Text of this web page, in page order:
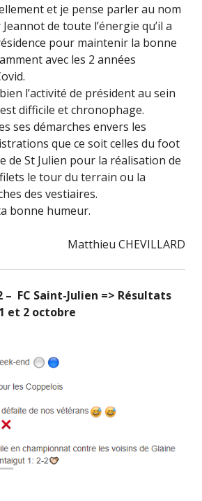
et je pense parler au nom
de toute l’énergie qu’il a
pour maintenir la bonne
avec les 2 années
l’activité de président au sein
difficile et chronophage.
ses démarches envers les
que ce soit celles du foot
de St Julien pour la réalisation de
le tour du terrain ou la
des vestiaires.
bonne humeur.
Matthieu CHEVILLARD
– FC Saint-Julien => Résultats
et 2 octobre